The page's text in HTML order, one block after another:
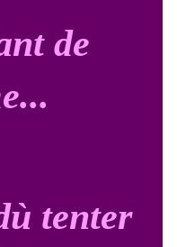
de
tenter